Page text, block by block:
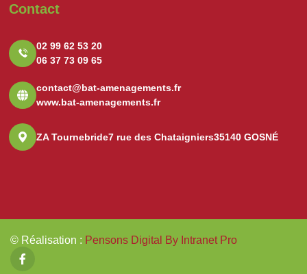
Contact
02 99 62 53 20
06 37 73 09 65
contact@bat-amenagements.fr
www.bat-amenagements.fr
ZA Tournebride7 rue des Chataigniers35140 GOSNÉ
© Réalisation : Pensons Digital By Intranet Pro